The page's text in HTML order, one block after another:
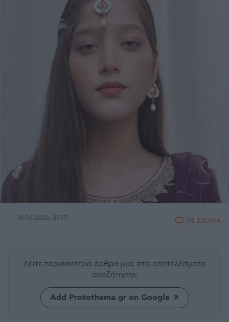
16.06.2026, 21:55 118 ΣΧΟΛΙΑ
Δείτε περισσότερα άρθρα μας στα αποτελέσματα
αναζήτησης
Add Protothema.gr on Google